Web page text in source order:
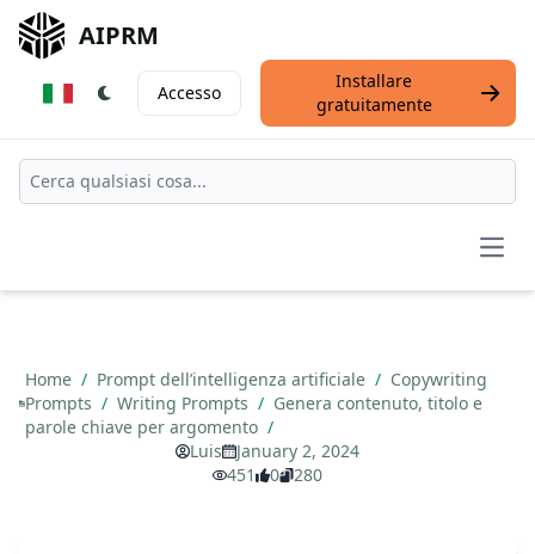
AIPRM
Accesso
Installare
gratuitamente
Home / Prompt dell’intelligenza artificiale / Copywriting
Prompts / Writing Prompts / Genera contenuto, titolo e
parole chiave per argomento /
Luis
January 2, 2024
451
0 280